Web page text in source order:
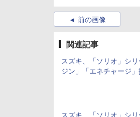
前の画像
関連記事
スズキ、「ソリオ」シ
ジン」「エネチャージ
スズキ、「ソリオ」シ